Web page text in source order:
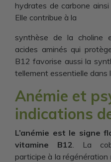
hydrates de carbone
Elle contribue à la
synthèse de la choline
acides aminés qui
B12 favorise aussi la
tellement essentielle dans
Anémie et
indications
L’anémie est le signe
vitamine B12. La
participe à la régénération